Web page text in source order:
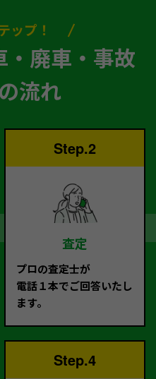
ップ！
・廃車・事故
流れ
Step.2
査定
プロの査定士が
電話１本でご回答いたし
ます。
Step.4